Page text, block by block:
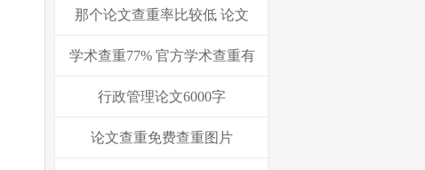
那个论文查重率比较低 论文
学术查重77% 官方学术查重有
行政管理论文6000字
论文查重免费查重图片